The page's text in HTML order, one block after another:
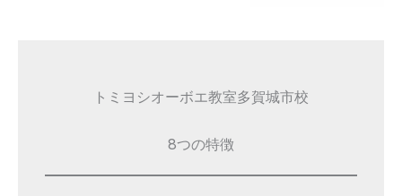
トミヨシオーボエ教室多賀城市校
8つの特徴